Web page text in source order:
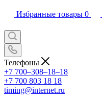
Избранные товары 0
Телефоны
+7 700‒308‒18‒18
+7 700 803 18 18
timing@internet.ru